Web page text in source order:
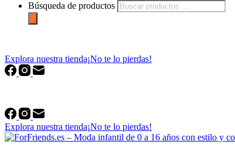
Búsqueda de productos
Explora nuestra tienda¡No te lo pierdas!
Explora nuestra tienda¡No te lo pierdas!